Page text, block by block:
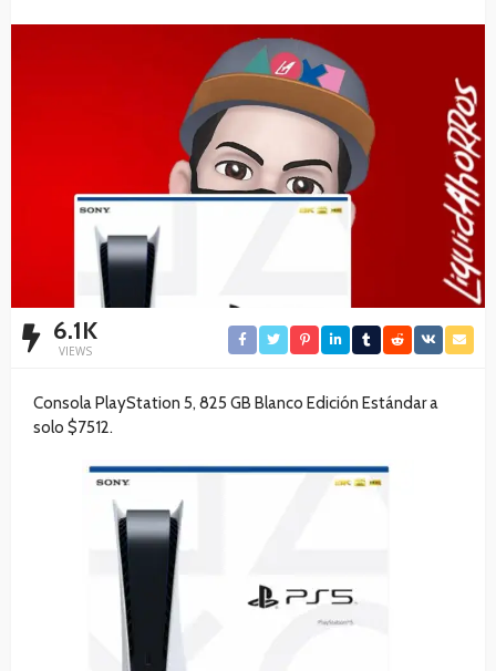
6.1K
VIEWS
Consola PlayStation 5, 825 GB Blanco Edición Estándar a
solo $7512.